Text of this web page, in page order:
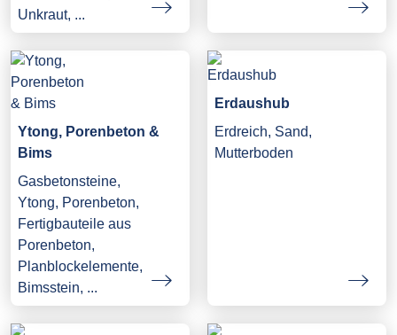
Unkraut, ...
Ytong, Porenbeton &
Bims
Gasbetonsteine,
Ytong, Porenbeton,
Fertigbauteile aus
Porenbeton,
Planblockelemente,
Bimsstein, ...
Erdaushub
Erdreich, Sand,
Mutterboden